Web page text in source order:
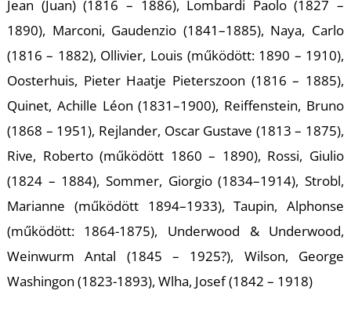
Jean (Juan) (1816 – 1886), Lombardi Paolo (1827 –
1890), Marconi, Gaudenzio (1841–1885), Naya, Carlo
(1816 – 1882), Ollivier, Louis (működött: 1890 – 1910),
Oosterhuis, Pieter Haatje Pieterszoon (1816 – 1885),
Quinet, Achille Léon (1831–1900), Reiffenstein, Bruno
(1868 – 1951), Rejlander, Oscar Gustave (1813 – 1875),
Rive, Roberto (működött 1860 – 1890), Rossi, Giulio
(1824 – 1884), Sommer, Giorgio (1834–1914), Strobl,
Marianne (működött 1894–1933), Taupin, Alphonse
(működött: 1864-1875), Underwood & Underwood,
Weinwurm Antal (1845 – 1925?), Wilson, George
Washingon (1823-1893), Wlha, Josef (1842 – 1918)